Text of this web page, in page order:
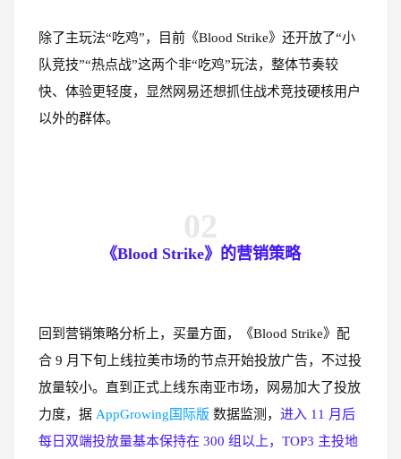
除了主玩法“吃鸡”，目前《Blood Strike》还开放了“小
队竞技”“热点战”这两个非“吃鸡”玩法，整体节奏较
快、体验更轻度，显然网易还想抓住战术竞技硬核用户
以外的群体。
《Blood Strike》的营销策略
回到营销策略分析上，买量方面，《Blood Strike》配
合 9 月下旬上线拉美市场的节点开始投放广告，不过投
放量较小。直到正式上线东南亚市场，网易加大了投放
力度，据 AppGrowing国际版 数据监测， 进入 11 月后
每日双端投放量基本保持在 300 组以上，TOP3 主投地